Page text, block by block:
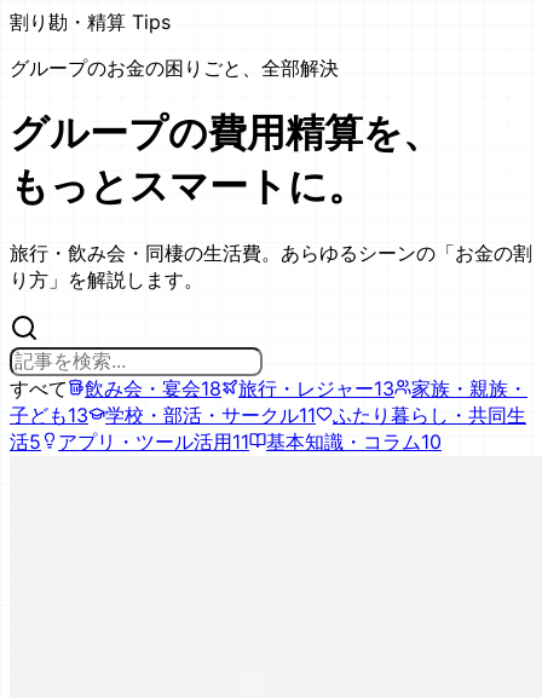
割り勘・精算 Tips
グループのお金の困りごと、全部解決
グループの費用精算を、
もっとスマートに。
旅行・飲み会・同棲の生活費。あらゆるシーンの「お金の割
り方」を解説します。
すべて 飲み会・宴会18 旅行・レジャー13
家族・親族・
子ども13 学校・部活・サークル11
ふたり暮らし・共同生
活5 アプリ・ツール活用11 基本知識・コラム10